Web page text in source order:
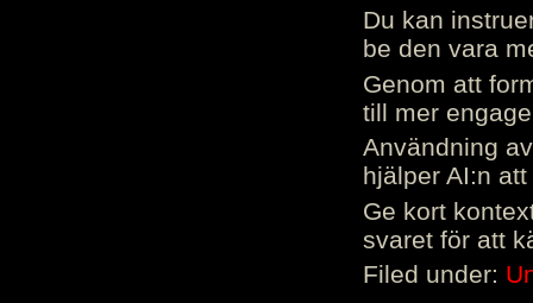
Du kan
be den vara
Genom att
till mer
Användning
hjälper AI:n
Ge kort
svaret för att
Filed under: